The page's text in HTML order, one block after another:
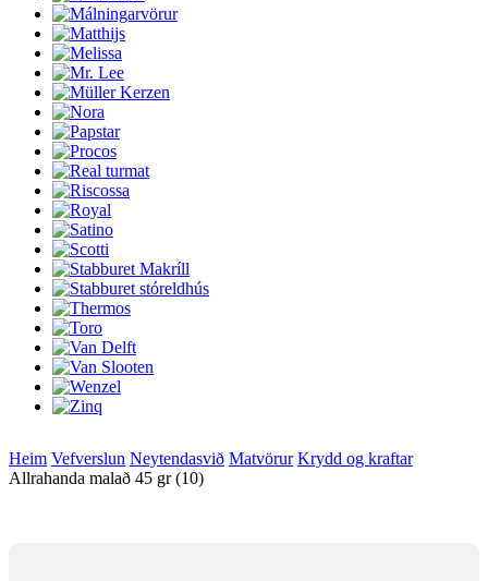
Heim Vefverslun Neytendasvið Matvörur Krydd og kraftar
Allrahanda malað 45 gr (10)